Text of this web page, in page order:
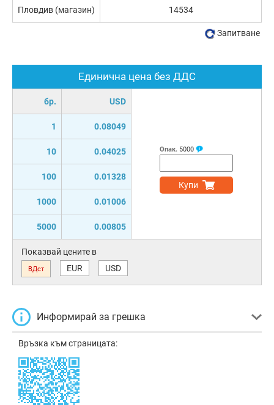
Единична цена без ДДС
бр. USD
1 0.08049
10 0.04025
100 0.01328
1000 0.01006
5000 0.00805
Опак. 5000
Купи
Показвай цените в
ВДст EUR USD
Информирай за грешка
Връзка към страницата:
Пловдив (магазин) 14534
Запитване